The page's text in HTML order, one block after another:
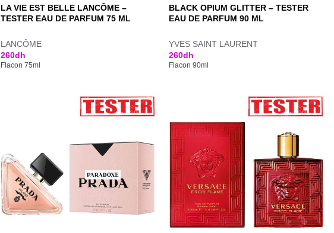
LA VIE EST BELLE LANCÔME –
TESTER EAU DE PARFUM 75 ML
LANCÔME
260dh
Flacon 75ml
BLACK OPIUM GLITTER – TESTER
EAU DE PARFUM 90 ML
YVES SAINT LAURENT
260dh
Flacon 90ml